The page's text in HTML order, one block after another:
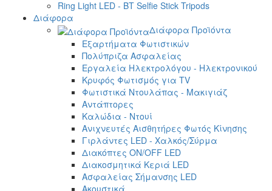
Ring Light LED - BT Selfie Stick Tripods
Διάφορα
Διάφορα Προϊόντα
Εξαρτήματα Φωτιστικών
Πολύπριζα Ασφαλείας
Εργαλεία Ηλεκτρολόγου - Ηλεκτρονικού
Κρυφός Φωτισμός για TV
Φωτιστικά Ντουλάπας - Μακιγιάζ
Αντάπτορες
Καλώδια - Ντουί
Ανιχνευτές Αισθητήρες Φωτός Κίνησης
Γιρλάντες LED - Χαλκός/Σύρμα
Διακόπτες ON/OFF LED
Διακοσμητικά Κεριά LED
Ασφαλείας Σήμανσης LED
Ακουστικά